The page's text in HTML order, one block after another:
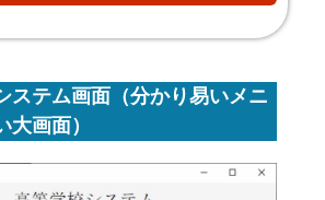
ステム画面（分かり易いメニ
大画面）